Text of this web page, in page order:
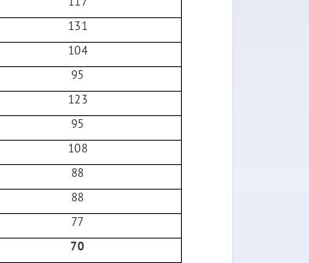
131
104
95
123
95
108
88
88
77
70